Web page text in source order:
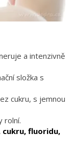
a intenzivně
složka s
cukru, s jemnou
rolní.
cukru, fluoridu,